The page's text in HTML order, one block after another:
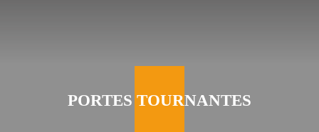
PORTES TOURNANTES